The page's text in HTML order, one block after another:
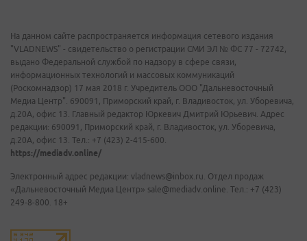
На данном сайте распространяется информация сетевого издания
"VLADNEWS" - свидетельство о регистрации СМИ ЭЛ № ФС 77 - 72742,
выдано Федеральной службой по надзору в сфере связи,
информационных технологий и массовых коммуникаций
(Роскомнадзор) 17 мая 2018 г. Учредитель ООО "Дальневосточный
Медиа Центр". 690091, Приморский край, г. Владивосток, ул. Уборевича,
д.20А, офис 13. Главный редактор Юркевич Дмитрий Юрьевич. Адрес
редакции: 690091, Приморский край, г. Владивосток, ул. Уборевича,
д.20А, офис 13. Тел.: +7 (423) 2-415-600.
https://mediadv.online/
Электронный адрес редакции: vladnews@inbox.ru. Отдел продаж
«Дальневосточный Медиа Центр» sale@mediadv.online. Тел.: +7 (423)
249-8-800. 18+